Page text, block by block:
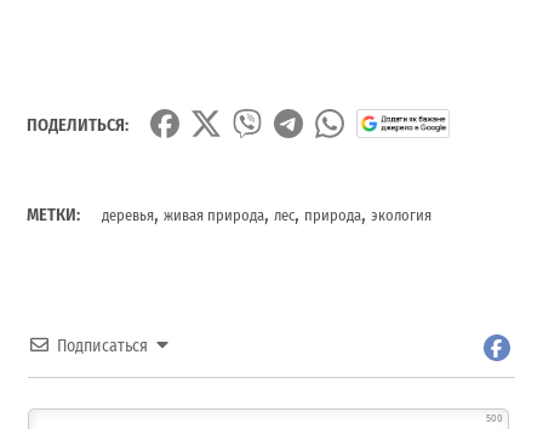
ПОДЕЛИТЬСЯ:
МЕТКИ: деревья,живая природа,лес, природа,экология
Подписаться
500